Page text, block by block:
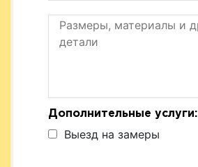
Дополнительные услуги:
Выезд на замеры